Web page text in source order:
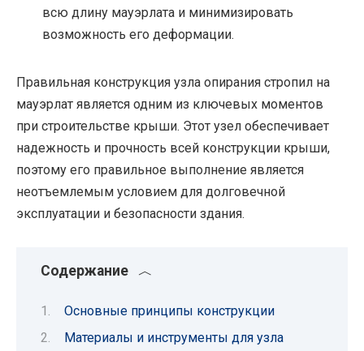
всю длину мауэрлата и минимизировать
возможность его деформации.
Правильная конструкция узла опирания стропил на
мауэрлат является одним из ключевых моментов
при строительстве крыши. Этот узел обеспечивает
надежность и прочность всей конструкции крыши,
поэтому его правильное выполнение является
неотъемлемым условием для долговечной
эксплуатации и безопасности здания.
Содержание
Основные принципы конструкции
Материалы и инструменты для узла